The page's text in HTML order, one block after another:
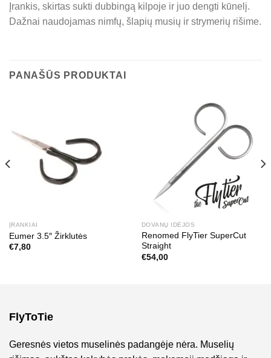
Įrankis, skirtas sukti dubbingą kilpoje ir juo dengti kūnelį.
Dažnai naudojamas nimfų, šlapių musių ir strymerių rišime.
PANAŠŪS PRODUKTAI
ĮRANKIAI
Eumer 3.5″ Žirklutės
€7,80
DOVANŲ IDĖJOS
Renomed FlyTier SuperCut
Straight
€54,00
FlyToTie
Geresnės vietos muselinės padangėje nėra. Muselių